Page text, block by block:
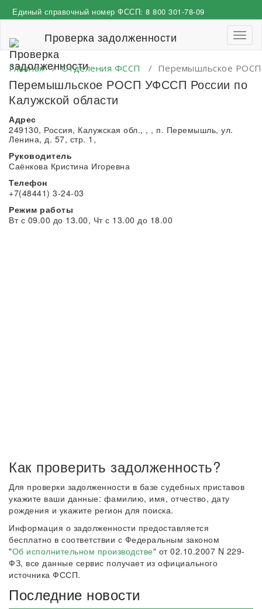
к
Единый справочный номер ФССП: 8 800 301-78-09
Проверка задолженности
Главная/Отделения ФССП / Перемышльское РОСП
Перемышльское РОСП УФССП России по
Калужской области
Адрес
249130, Россия, Калужская обл., , , п. Перемышль, ул.
Ленина, д. 57, стр. 1,
Руководитель
Саёнкова Кристина Игоревна
Телефон
+7(48441) 3-24-03
Режим работы
Вт с 09.00 до 13.00, Чт с 13.00 до 18.00
Как проверить задолженность?
Для проверки задолженности в базе судебных приставов
укажите ваши данные: фамилию, имя, отчество, дату
рождения и укажите регион для поиска.
Информация о задолженности предоставляется
бесплатно в соответствии с Федеральным законом
"Об исполнительном производстве" от 02.10.2007 N 229-
ФЗ, все данные сервис получает из официального
источника ФССП.
Последние новости